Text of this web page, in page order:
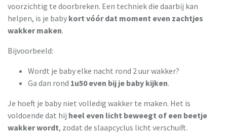
voorzichtig te doorbreken. Een techniek die daarbij kan
helpen, is je baby kort vóór dat moment even zachtjes
wakker maken.
Bijvoorbeeld:
Wordt je baby elke nacht rond 2 uur wakker?
Ga dan rond 1u50 even bij je baby kijken.
Je hoeft je baby niet volledig wakker te maken. Het is
voldoende dat hij heel even licht beweegt of een beetje
wakker wordt, zodat de slaapcyclus licht verschuift.